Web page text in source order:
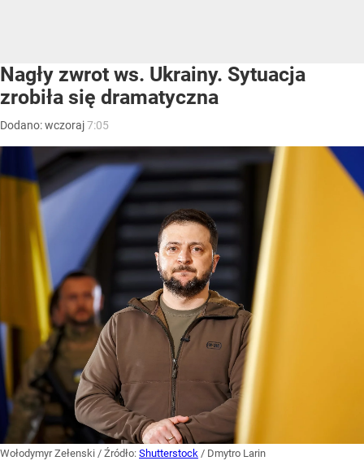
Nagły zwrot ws. Ukrainy. Sytuacja
zrobiła się dramatyczna
Dodano:wczoraj7:05
Wołodymyr Zełenski / Źródło: Shutterstock / Dmytro Larin